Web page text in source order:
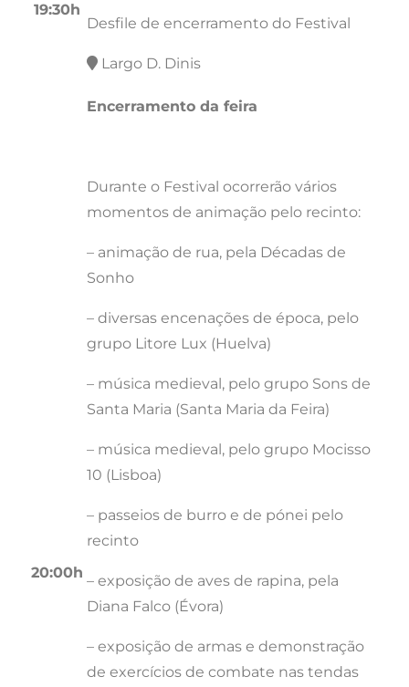
19:30h
Desfile de encerramento do Festival
Largo D. Dinis
20:00h
Encerramento da feira
Durante o Festival ocorrerão vários
momentos de animação pelo recinto:
– animação de rua, pela Décadas de
Sonho
– diversas encenações de época, pelo
grupo Litore Lux (Huelva)
– música medieval, pelo grupo Sons de
Santa Maria (Santa Maria da Feira)
– música medieval, pelo grupo Mocisso
10 (Lisboa)
– passeios de burro e de pónei pelo
recinto
– exposição de aves de rapina, pela
Diana Falco (Évora)
– exposição de armas e demonstração
de exercícios de combate nas tendas